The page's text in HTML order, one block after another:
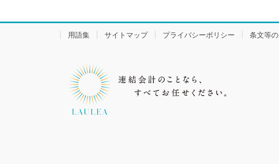
用語集 サイトマップ プライバシーポリシー 条文等の